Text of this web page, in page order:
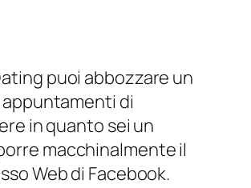
puoi abbozzare un
di
in quanto sei un
macchinalmente il
Web di Facebook.